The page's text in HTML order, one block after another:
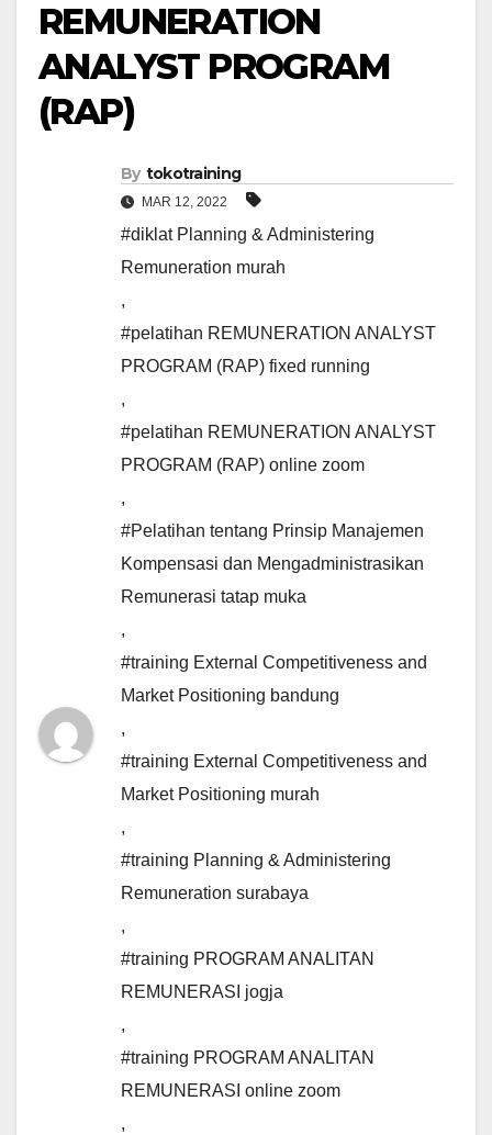
REMUNERATION
ANALYST PROGRAM
(RAP)
By tokotraining
MAR 12, 2022
#diklat Planning & Administering
Remuneration murah
,
#pelatihan REMUNERATION ANALYST
PROGRAM (RAP) fixed running
,
#pelatihan REMUNERATION ANALYST
PROGRAM (RAP) online zoom
,
#Pelatihan tentang Prinsip Manajemen
Kompensasi dan Mengadministrasikan
Remunerasi tatap muka
,
#training External Competitiveness and
Market Positioning bandung
,
#training External Competitiveness and
Market Positioning murah
,
#training Planning & Administering
Remuneration surabaya
,
#training PROGRAM ANALITAN
REMUNERASI jogja
,
#training PROGRAM ANALITAN
REMUNERASI online zoom
,